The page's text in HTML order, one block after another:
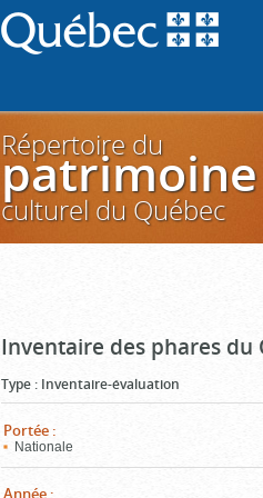
Répertoire du
patrimoine
culturel du Québec
Inventaire des phares du
Type : Inventaire-évaluation
Portée :
Nationale